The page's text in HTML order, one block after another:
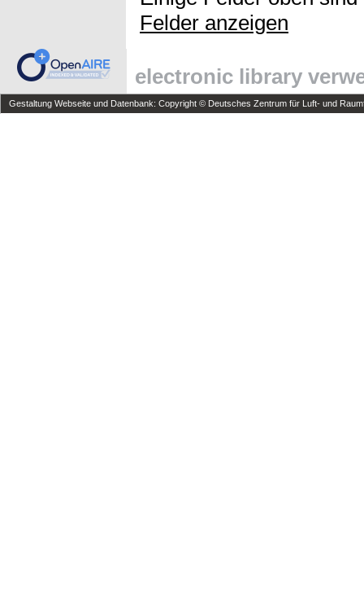
Felder anzeigen
electronic library
Gestaltung Webseite und Datenbank: Copyright © Deutsches Zentrum für Luft- und